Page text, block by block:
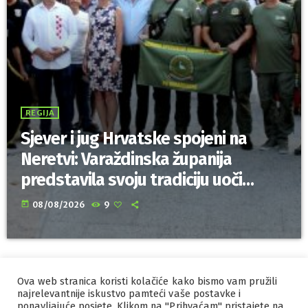
REGIJA
Sjever i jug Hrvatske spojeni na
Neretvi: Varaždinska županija
predstavila svoju tradiciju uoči
Maratona lađa
today 08/08/2026 9
IZRADA I HOSTINGORBIS
MARKETING
Ova web stranica koristi kolačiće kako bismo vam pružili
najrelevantnije iskustvo pamteći vaše postavke i